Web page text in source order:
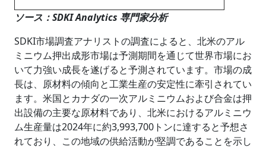
ソース：SDKI Analytics 専門家分析
SDKI市場調査アナリストの調査によると、北米のアル
ミニウム押出成形市場は予測期間を通じて世界市場にお
いて力強い成長を遂げると予測されています。市場の成
長は、原材料の傾向と工業生産の安定性に牽引されてい
ます。米国とカナダの一次アルミニウムおよび合金は押
出設備の主要な原材料であり、北米におけるアルミニウ
ム生産量は2024年に約3,993,700トンに達すると予想さ
れており、この地域の供給活動が堅調であることを示し